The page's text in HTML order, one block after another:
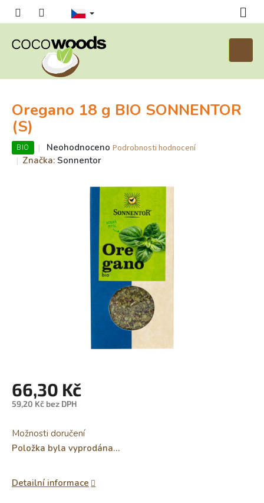
košík
Oregano 18 g BIO SONNENTOR
(S)
BIO
Průměrné
hodnocení
Neohodnoceno Podrobnosti hodnocení
Značka: Sonnentor
66,30 Kč
59,20 Kč bez DPH
cena:
Možnosti doručení
Položka byla vyprodána…
Detailní informace